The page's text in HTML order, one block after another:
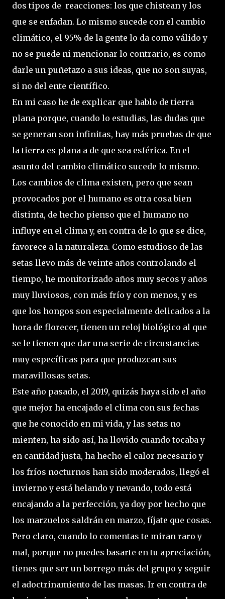
dos tipos de reacciones: los que chistean y los
que se enfadan. Lo mismo sucede con el cambio
climático, el 95% de la gente lo da como válido y
no se puede ni mencionar lo contrario, es como
darle un puñetazo a sus ideas, que no son suyas,
si no del ente científico.
En mi caso he de explicar que hablo de tierra
plana porque, cuando lo estudias, las dudas que
se generan son infinitas, hay más pruebas de que
la tierra es plana a de que sea esférica. En el
asunto del cambio climático sucede lo mismo.
Los cambios de clima existen, pero que sean
provocados por el humano es otra cosa bien
distinta, de hecho pienso que el humano no
influye en el clima y, en contra de lo que se dice,
favorece a la naturaleza. Como estudioso de las
setas llevo más de veinte años controlando el
tiempo, he monitorizado años muy secos y años
muy lluviosos, con más frío y con menos, y es
que los hongos son especialmente delicados a la
hora de florecer, tienen un reloj biológico al que
se le tienen que dar una serie de circustancias
muy específicas para que produzcan sus
maravillosas setas.
Este año pasado, el 2019, quizás haya sido el año
que mejor ha encajado el clima con sus fechas
que he conocido en mi vida, y las setas no
mienten, ha sido así, ha llovido cuando tocaba y
en cantidad justa, ha hecho el calor necesario y
los fríos nocturnos han sido moderados, llegó el
invierno y está helando y nevando, todo está
encajando a la perfección, ya doy por hecho que
los marzuelos saldrán en marzo, fíjate que cosas.
Pero claro, cuando lo comentas te miran raro y
mal, porque no puedes basarte en tu apreciación,
tienes que ser un borrego más del grupo y seguir
el adoctrinamiento de las masas. Ir en contra de